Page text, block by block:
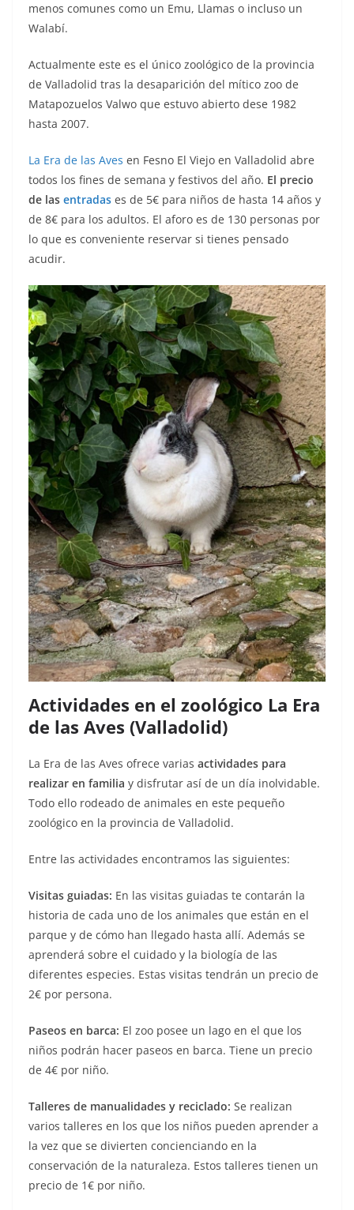
menos comunes como un Emu, Llamas o incluso un
Walabí.
Actualmente este es el único zoológico de la provincia
de Valladolid tras la desaparición del mítico zoo de
Matapozuelos Valwo que estuvo abierto dese 1982
hasta 2007.
La Era de las Aves en Fesno El Viejo en Valladolid abre
todos los fines de semana y festivos del año. El precio
de las entradas es de 5€ para niños de hasta 14 años y
de 8€ para los adultos. El aforo es de 130 personas por
lo que es conveniente reservar si tienes pensado
acudir.
Actividades en el zoológico La Era
de las Aves (Valladolid)
La Era de las Aves ofrece varias actividades para
realizar en familia y disfrutar así de un día inolvidable.
Todo ello rodeado de animales en este pequeño
zoológico en la provincia de Valladolid.
Entre las actividades encontramos las siguientes:
Visitas guiadas: En las visitas guiadas te contarán la
historia de cada uno de los animales que están en el
parque y de cómo han llegado hasta allí. Además se
aprenderá sobre el cuidado y la biología de las
diferentes especies. Estas visitas tendrán un precio de
2€ por persona.
Paseos en barca: El zoo posee un lago en el que los
niños podrán hacer paseos en barca. Tiene un precio
de 4€ por niño.
Talleres de manualidades y reciclado: Se realizan
varios talleres en los que los niños pueden aprender a
la vez que se divierten concienciando en la
conservación de la naturaleza. Estos talleres tienen un
precio de 1€ por niño.